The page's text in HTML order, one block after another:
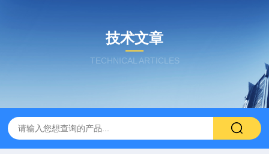
技术文章
TECHNICAL ARTICLES